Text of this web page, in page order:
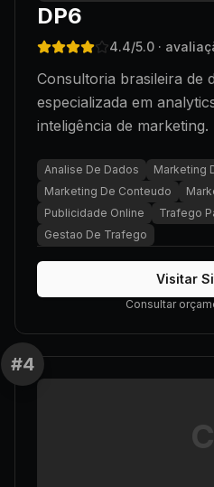
DP6
4.4/5.0 ·
Consultoria brasileira de
especializada em
inteligência de marketing.
Analise De Dados
Marketing
Marketing De Conteudo
Publicidade Online
Trafego
Gestao De Trafego
Visitar
Consultar
#4
C